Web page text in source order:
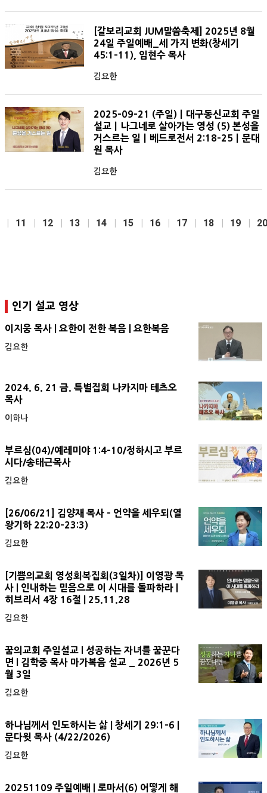
[갈보리교회 JUM말씀축제] 2025년 8월
24일 주일예배_세 가지 변화(창세기
45:1-11), 임현수 목사
김요한
2025-09-21 (주일)ㅣ대구동신교회 주일
설교ㅣ나그네로 살아가는 영성 (5) 본성을
거스르는 일ㅣ베드로전서 2:18-25ㅣ문대
원 목사
김요한
11 12 13 14 15 16 17 18 19 20
인기 설교 영상
이지웅 목사 | 요한이 전한 복음 | 요한복음
김요한
2024. 6. 21 금. 특별집회 나카지마 테츠오
목사
이하나
부르심(04)/예레미야 1:4-10/정하시고 부르
시다/송태근목사
김요한
[26/06/21] 김양재 목사 - 언약을 세우되(열
왕기하 22:20-23:3)
김요한
[기쁨의교회 영성회복집회(3일차)] 이영광 목
사 | 인내하는 믿음으로 이 시대를 돌파하라 |
히브리서 4장 16절 | 25.11.28
김요한
꿈의교회 주일설교 l 성공하는 자녀를 꿈꾼다
면 l 김학중 목사 마가복음 설교 _ 2026년 5
월 3일
김요한
하나님께서 인도하시는 삶 | 창세기 29:1-6 |
문다윗 목사 (4/22/2026)
김요한
20251109 주일예배 | 로마서(6) 어떻게 해